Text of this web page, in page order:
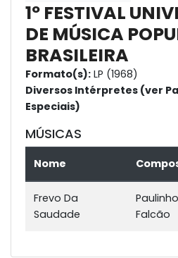
1º FESTIVAL
DE MÚSICA
BRASILEIRA
Formato(s): LP (1968)
Diversos Intérpretes (ver
Especiais)
MÚSICAS
Nome
Frevo Da
Saudade
Falcão